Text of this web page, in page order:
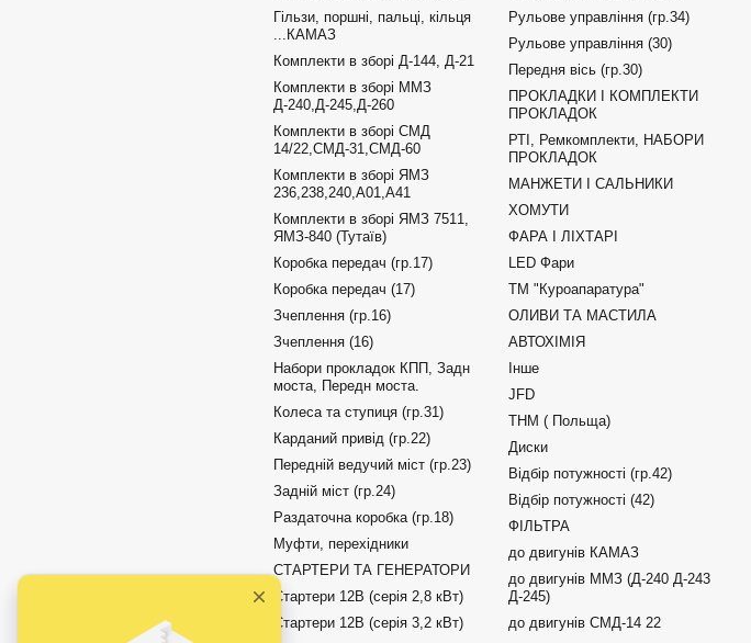
Гільзи, поршні, пальці, кільця
...КАМАЗ
Комплекти в зборі Д-144, Д-21
Комплекти в зборі ММЗ
Д-240,Д-245,Д-260
Комплекти в зборі СМД
14/22,СМД-31,СМД-60
Комплекти в зборі ЯМЗ
236,238,240,А01,А41
Комплекти в зборі ЯМЗ 7511,
ЯМЗ-840 (Тутаїв)
Коробка передач (гр.17)
Коробка передач (17)
Зчеплення (гр.16)
Зчеплення (16)
Набори прокладок КПП, Задн
моста, Передн моста.
Колеса та ступиця (гр.31)
Карданий привід (гр.22)
Передній ведучий міст (гр.23)
Задній міст (гр.24)
Раздаточна коробка (гр.18)
Муфти, перехідники
СТАРТЕРИ ТА ГЕНЕРАТОРИ
Стартери 12В (серія 2,8 кВт)
Стартери 12В (серія 3,2 кВт)
Рульове управління (гр.34)
Рульове управління (30)
Передня вісь (гр.30)
ПРОКЛАДКИ І КОМПЛЕКТИ
ПРОКЛАДОК
РТІ, Ремкомплекти, НАБОРИ
ПРОКЛАДОК
МАНЖЕТИ І САЛЬНИКИ
ХОМУТИ
ФАРА І ЛІХТАРІ
LED Фари
ТМ "Куроапаратура"
ОЛИВИ ТА МАСТИЛА
АВТОХІМІЯ
Інше
JFD
ТНМ ( Польща)
Диски
Відбір потужності (гр.42)
Відбір потужності (42)
ФІЛЬТРА
до двигунів КАМАЗ
до двигунів ММЗ (Д-240 Д-243
Д-245)
до двигунів СМД-14 22